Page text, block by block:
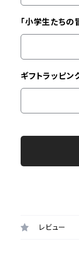
「小学生たちの
ギフトラッピン
レビュー